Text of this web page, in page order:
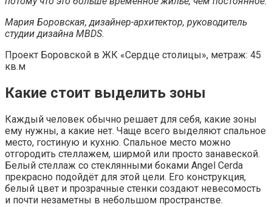
Мария Боровская, дизайнер-архитектор, руководитель
студии дизайна MBDS.
Проект Боровской в ЖК «Сердце столицы», метраж: 45
кв.м
Какие стоит выделить зоны
Каждый человек обычно решает для себя, какие зоны
ему нужны, а какие нет. Чаще всего выделяют спальное
место, гостиную и кухню. Спальное место можно
отгородить стеллажем, ширмой или просто занавеской.
Белый стеллаж со стеклянными боками Angel Cerda
прекрасно подойдёт для этой цели. Его конструкция,
белый цвет и прозрачные стенки создают невесомость
и почти незаметны в небольшом пространстве.